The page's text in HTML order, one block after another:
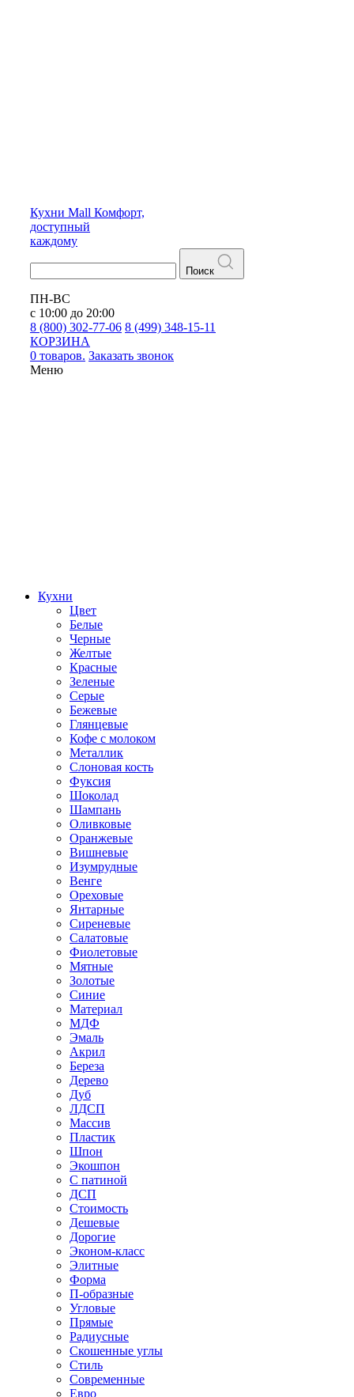
Кухни Mall Комфорт,
доступный
каждому
Поиск
ПН-ВС
с 10:00 до 20:00
8 (800) 302-77-06 8 (499) 348-15-11
КОРЗИНА
0 товаров. Заказать звонок
Меню
Кухни
Цвет
Белые
Черные
Желтые
Красные
Зеленые
Серые
Бежевые
Глянцевые
Кофе с молоком
Металлик
Слоновая кость
Фуксия
Шоколад
Шампань
Оливковые
Оранжевые
Вишневые
Изумрудные
Венге
Ореховые
Янтарные
Сиреневые
Салатовые
Фиолетовые
Мятные
Золотые
Синие
Материал
МДФ
Эмаль
Акрил
Береза
Дерево
Дуб
ЛДСП
Массив
Пластик
Шпон
Экошпон
С патиной
ДСП
Стоимость
Дешевые
Дорогие
Эконом-класс
Элитные
Форма
П-образные
Угловые
Прямые
Радиусные
Скошенные углы
Стиль
Современные
Евро